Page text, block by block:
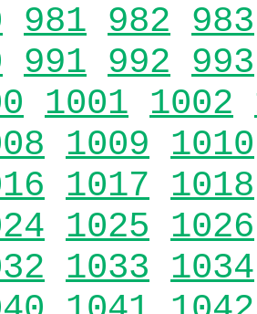
981 982 983
991 992 993
1001 1002
1009 1010
1017 1018
1025 1026
1033 1034